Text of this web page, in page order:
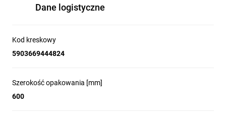
Dane logistyczne
Kod kreskowy
5903669444824
Szerokość opakowania [mm]
600